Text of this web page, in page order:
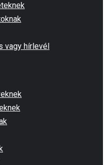
vagy hírlevél